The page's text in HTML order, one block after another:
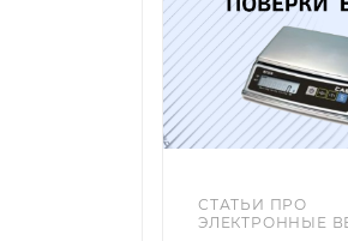
СТАТЬИ ПРО
ЭЛЕКТРОННЫЕ